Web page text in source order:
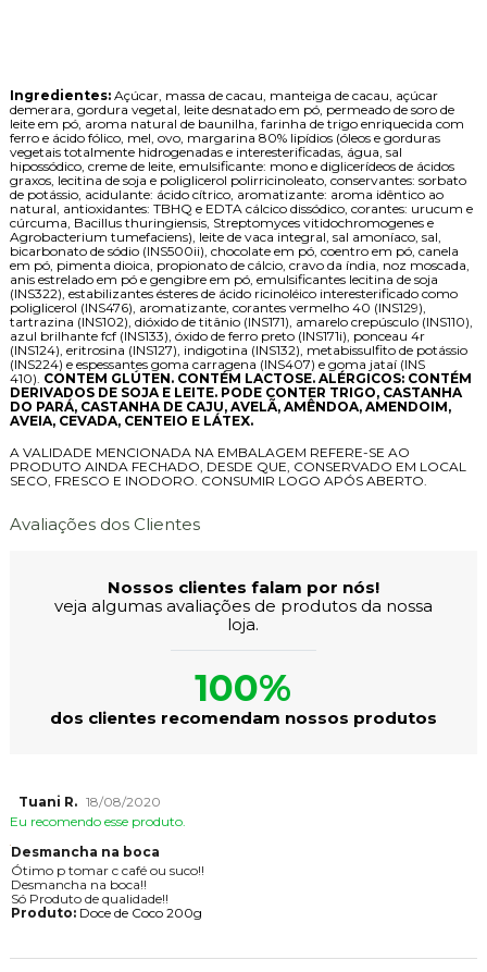
Ingredientes: Açúcar, massa de cacau, manteiga de cacau, açúcar
demerara, gordura vegetal, leite desnatado em pó, permeado de soro de
leite em pó, aroma natural de baunilha, farinha de trigo enriquecida com
ferro e ácido fólico, mel, ovo, margarina 80% lipídios (óleos e gorduras
vegetais totalmente hidrogenadas e interesterificadas, água, sal
hipossódico, creme de leite, emulsificante: mono e diglicerídeos de ácidos
graxos, lecitina de soja e poliglicerol polirricinoleato, conservantes: sorbato
de potássio, acidulante: ácido cítrico, aromatizante: aroma idêntico ao
natural, antioxidantes: TBHQ e EDTA cálcico dissódico, corantes: urucum e
cúrcuma, Bacillus thuringiensis, Streptomyces vitidochromogenes e
Agrobacterium tumefaciens), leite de vaca integral, sal amoníaco, sal,
bicarbonato de sódio (INS500ii), chocolate em pó, coentro em pó, canela
em pó, pimenta dioica, propionato de cálcio, cravo da índia, noz moscada,
anis estrelado em pó e gengibre em pó, emulsificantes lecitina de soja
(INS322), estabilizantes ésteres de ácido ricinoléico interesterificado como
poliglicerol (INS476), aromatizante, corantes vermelho 40 (INS129),
tartrazina (INS102), dióxido de titânio (INS171), amarelo crepúsculo (INS110),
azul brilhante fcf (INS133), óxido de ferro preto (INS171i), ponceau 4r
(INS124), eritrosina (INS127), indigotina (INS132), metabissulfito de potássio
(INS224) e espessantes goma carragena (INS407) e goma jataí (INS
410). CONTEM GLÚTEN. CONTÉM LACTOSE. ALÉRGICOS: CONTÉM
DERIVADOS DE SOJA E LEITE. PODE CONTER TRIGO, CASTANHA
DO PARÁ, CASTANHA DE CAJU, AVELÃ, AMÊNDOA, AMENDOIM,
AVEIA, CEVADA, CENTEIO E LÁTEX.
A VALIDADE MENCIONADA NA EMBALAGEM REFERE-SE AO
PRODUTO AINDA FECHADO, DESDE QUE, CONSERVADO EM LOCAL
SECO, FRESCO E INODORO. CONSUMIR LOGO APÓS ABERTO.
Avaliações dos Clientes
Nossos clientes falam por nós!
veja algumas avaliações de produtos da nossa
loja.
100%
dos clientes recomendam nossos produtos
Tuani R. 18/08/2020
Eu recomendo esse produto.
Desmancha na boca
Ótimo p tomar c café ou suco!!
Desmancha na boca!!
Só Produto de qualidade!!
Produto:Doce de Coco 200g